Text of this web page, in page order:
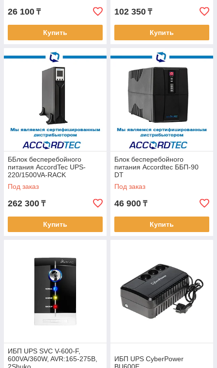
26 100 ₸
Купить
102 350 ₸
Купить
ББлок бесперебойного
питания AccordTec UPS-
220/1500VA-RACK
Под заказ
262 300 ₸
Купить
Блок бесперебойного
питания Accordtec ББП-90
DT
Под заказ
46 900 ₸
Купить
ИБП UPS SVC V-600-F,
600VA/360W, AVR:165-275В,
ИБП UPS CyberPower